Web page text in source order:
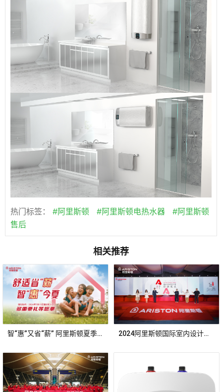
热门标签： #阿里斯顿 #阿里斯顿电热水器
#阿里斯顿
售后
相关推荐
智“惠”又省“薪” 阿里斯顿夏季促销再度热情来袭 2024阿里斯顿国际室内设计大赛全球启动